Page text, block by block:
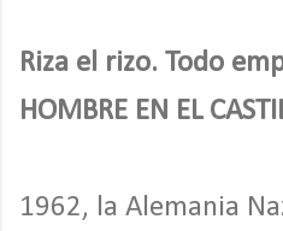
Riza el rizo. Todo
HOMBRE EN EL
1962, la Alemania